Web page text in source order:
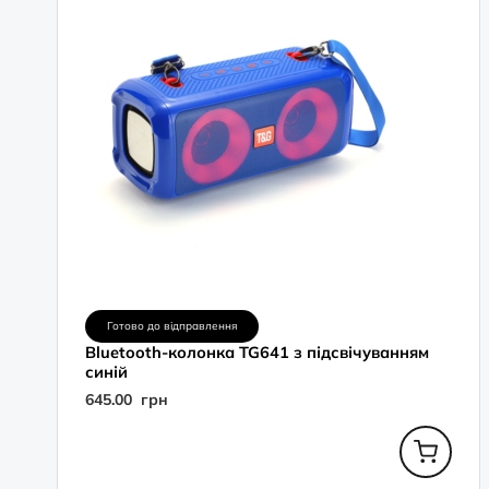
Готово до відправлення
Bluetooth-колонка TG641 з підсвічуванням
синій
645.00 грн